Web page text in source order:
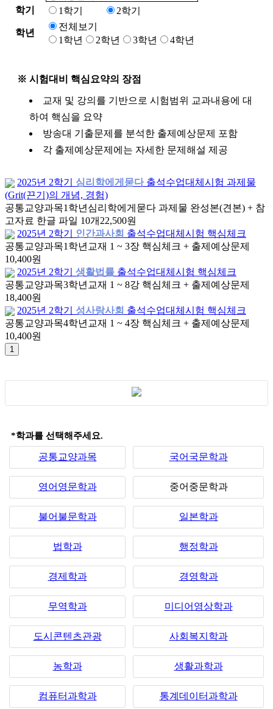
학기
1학기 2학기
학년
전체보기
1학년
2학년 3학년 4학년
※ 시험대비 핵심요약의 장점
교재 및 강의를 기반으로 시험범위 교과내용에 대
하여 핵심을 요약
방송대 기출문제를 분석한 출제예상문제 포함
각 출제예상문제에는 자세한 문제해설 제공
2025년 2학기 심리학에게묻다 출석수업대체시험 과제물
(Grit(끈기)의 개념, 경험)
공통교양과목1학년 심리학에게묻다 과제물 완성본(견본) + 참
고자료 한글 파일 10개 22,500원
2025년 2학기
인간과사회 출석수업대체시험 핵심체크
공통교양과목1학년 교재 1 ~ 3장 핵심체크 + 출제예상문제
10,400원
2025년 2학기
생활법률 출석수업대체시험 핵심체크
공통교양과목3학년 교재 1 ~ 8강 핵심체크 + 출제예상문제
18,400원
2025년 2학기
성사랑사회 출석수업대체시험 핵심체크
공통교양과목4학년 교재 1 ~ 4장 핵심체크 + 출제예상문제
10,400원
*학과를 선택해주세요.
공통교양과목 국어국문학과
영어영문학과 중어중문학과
불어불문학과 일본학과
법학과 행정학과
경제학과 경영학과
무역학과 미디어영상학과
도시콘텐츠관광 사회복지학과
농학과 생활과학과
컴퓨터과학과 통계데이터과학과